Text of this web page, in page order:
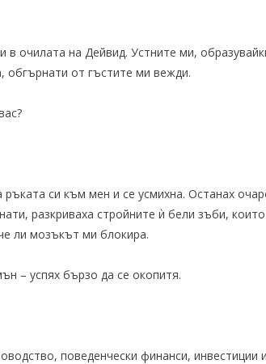
очилата на Дейвид. Устните ми,
обгърнати от гъстите ми вежди.
си към мен и се усмихна. Останах
разкриваха стройните ѝ бели зъби,
ли мозъкът ми блокира.
– успях бързо да се окопитя.
поведенчески финанси, инвестиции